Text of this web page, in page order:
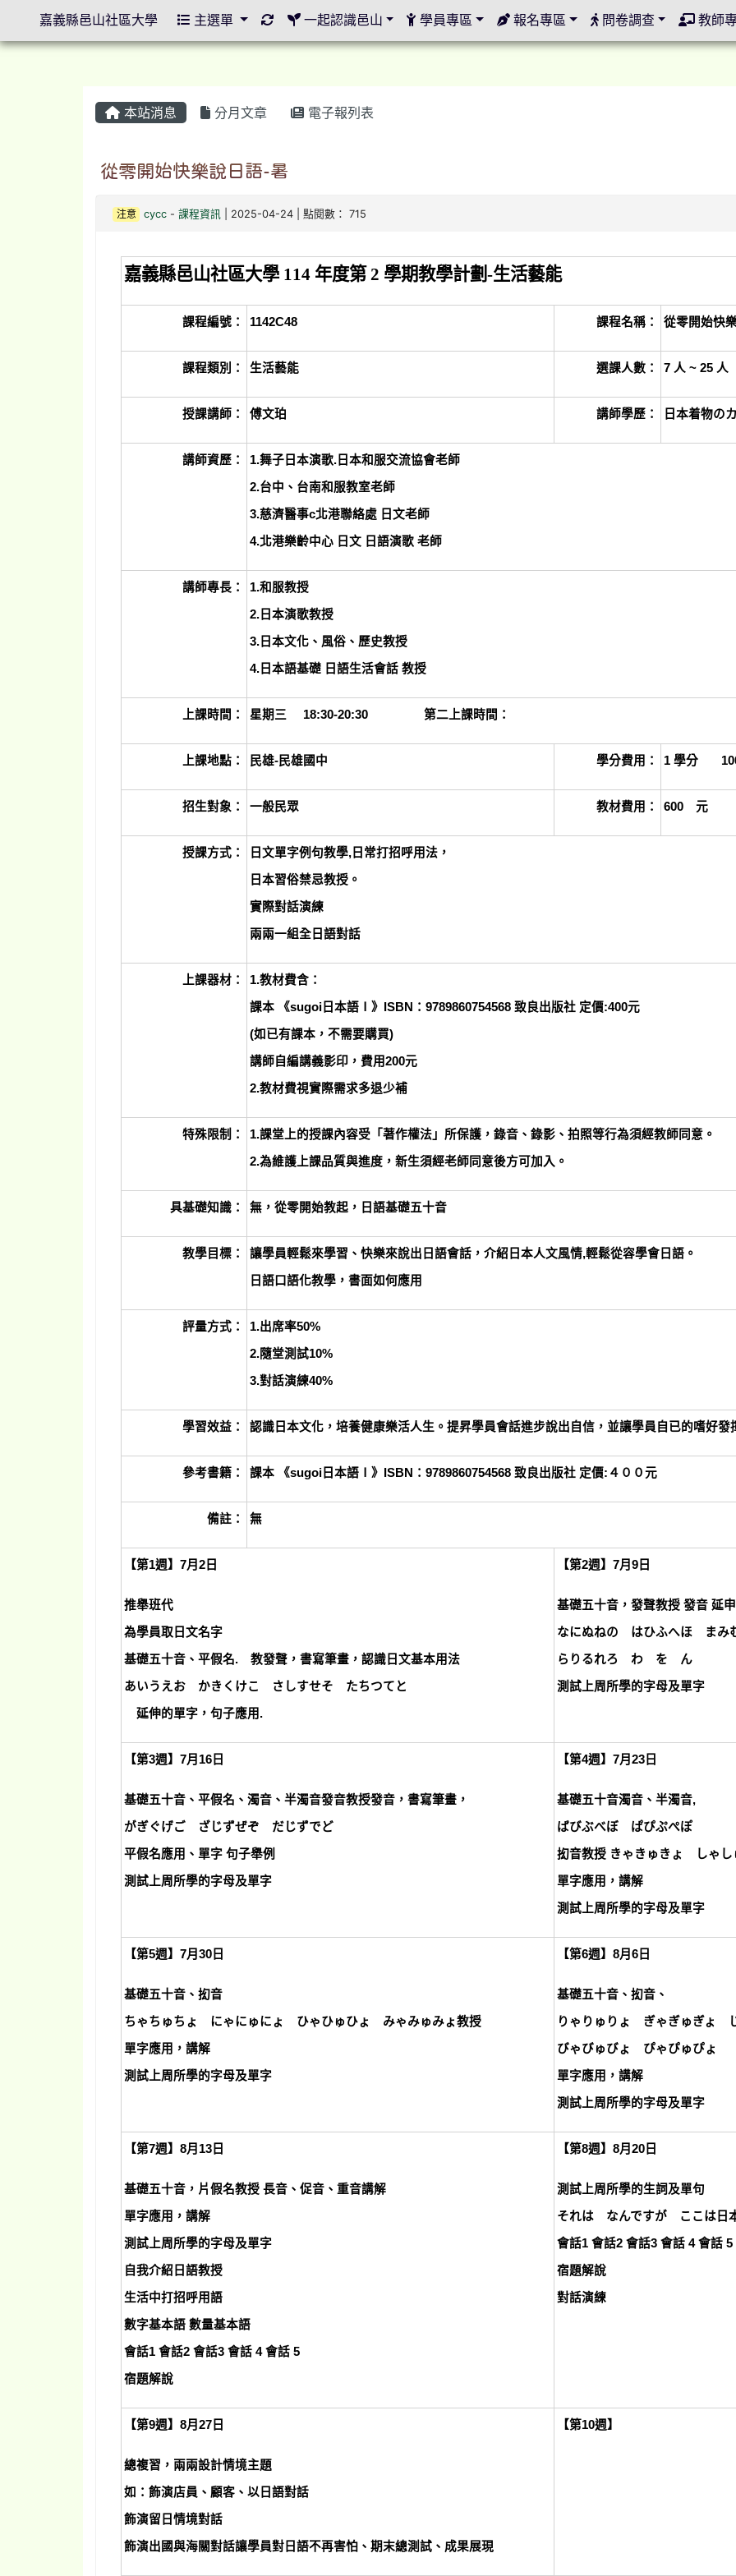
本站消息 分月文章 電子報列表
從零開始快樂說日語-暑
注意 cycc -課程資訊 | 2025-04-24 | 點閱數： 715
嘉義縣邑山社區大學 114 年度第 2 學期教學計劃-生活藝能
課程編號： 1142C48 課程名稱： 從零開始快
課程類別： 生活藝能 選課人數： 7 人 ~ 25 人
授課講師： 傅文珀 講師學歷： 日本着物の
講師資歷： 1.舞子日本演歌.日本和服交流協會老師
2.台中、台南和服教室老師
3.慈濟醫事c北港聯絡處 日文老師
4.北港樂齡中心 日文 日語演歌 老師
講師專長： 1.和服教授
2.日本演歌教授
3.日本文化、風俗、歷史教授
4.日本語基礎 日語生活會話 教授
上課時間： 星期三 18:30-20:30 第二上課時間：
上課地點： 民雄-民雄國中 學分費用： 1 學分
招生對象： 一般民眾 教材費用： 600元
授課方式： 日文單字例句教學,日常打招呼用法，
日本習俗禁忌教授。
實際對話演練
兩兩一組全日語對話
上課器材： 1.教材費含：
課本 《sugoi日本語Ⅰ》ISBN：9789860754568 致良出版社 定價:400元
(如已有課本，不需要購買)
講師自編講義影印，費用200元
2.教材費視實際需求多退少補
特殊限制： 1.課堂上的授課內容受「著作權法」所保護，錄音、錄影、拍照等行為須經教師同意。
2.為維護上課品質與進度，新生須經老師同意後方可加入。
具基礎知識： 無，從零開始教起，日語基礎五十音
教學目標： 讓學員輕鬆來學習、快樂來說出日語會話，介紹日本人文風情,輕鬆從容學會日語。
日語口語化教學，書面如何應用
評量方式： 1.出席率50%
2.隨堂測試10%
3.對話演練40%
學習效益： 認識日本文化，培養健康樂活人生。提昇學員會話進步說出自信，並讓學員自已的嗜好發
參考書籍： 課本 《sugoi日本語Ⅰ》ISBN：9789860754568 致良出版社 定價:４００元
備註： 無
【第1週】7月2日
推舉班代
為學員取日文名字
基礎五十音、平假名. 教發聲，書寫筆畫，認識日文基本用法
あいうえお かきくけこ さしすせそ たちつてと
延伸的單字，句子應用.
【第2週】7月9日
基礎五十音，發聲教授 發音 延
なにぬねの はひふへほ ま
らりるれろ わ を ん
測試上周所學的字母及單字
【第3週】7月16日
基礎五十音、平假名、濁音、半濁音發音教授發音，書寫筆畫，
がぎぐげご ざじずぜぞ だじずでど
平假名應用、單字 句子舉例
測試上周所學的字母及單字
【第4週】7月23日
基礎五十音濁音、半濁音,
ばびぶべぼ ぱぴぷぺぽ
抝音教授 きゃきゅきょ しゃ
單字應用，講解
測試上周所學的字母及單字
【第5週】7月30日
基礎五十音、抝音
ちゃちゅちょ にゃにゅにょ ひゃひゅひょ みゃみゅみょ教授
單字應用，講解
測試上周所學的字母及單字
【第6週】8月6日
基礎五十音、抝音、
りゃりゅりょ ぎゃぎゅぎょ
びゃびゅびょ ぴゃぴゅぴょ
單字應用，講解
測試上周所學的字母及單字
【第7週】8月13日
基礎五十音，片假名教授 長音、促音、重音講解
單字應用，講解
測試上周所學的字母及單字
自我介紹日語教授
生活中打招呼用語
數字基本語 數量基本語
會話1 會話2 會話3 會話 4 會話 5
宿題解說
【第8週】8月20日
測試上周所學的生詞及單句
それは なんですが ここは日
會話1 會話2 會話3 會話 4 會話 5
宿題解說
對話演練
【第9週】8月27日
總複習，兩兩設計情境主題
如：飾演店員、顧客、以日語對話
飾演留日情境對話
飾演出國與海關對話讓學員對日語不再害怕、期末總測試、成果展現
【第10週】
嘉義縣邑山社區大學 主選單 重新取得佈景設定
一起認識邑山 學員專區 報名專區 問卷調查 教師